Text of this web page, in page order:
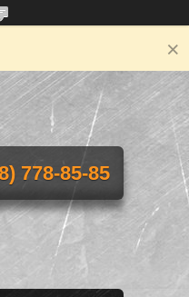
778-85-85